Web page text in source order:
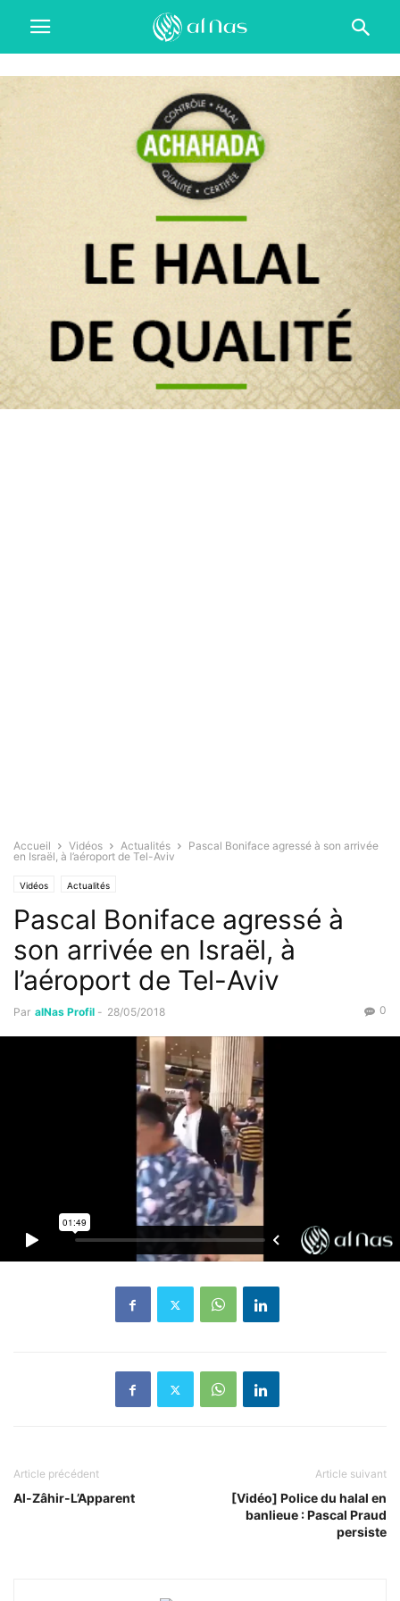
Accueil Vidéos Actualités
Pascal Boniface agressé à son arrivée
en Israël, à l’aéroport de Tel-Aviv
Vidéos Actualités
Pascal Boniface agressé à
son arrivée en Israël, à
l’aéroport de Tel-Aviv
Par alNas Profil - 28/05/2018 0
Article précédent
Al-Zâhir-L’Apparent
Article suivant
[Vidéo] Police du halal en
banlieue : Pascal Praud
persiste